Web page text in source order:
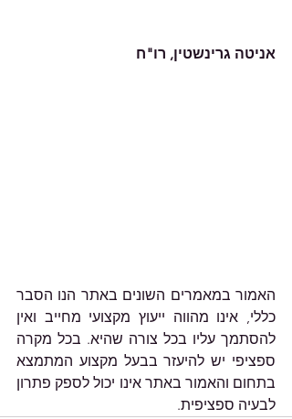
אניטה גרינשטין, רו"ח
לבעיה ספציפית.